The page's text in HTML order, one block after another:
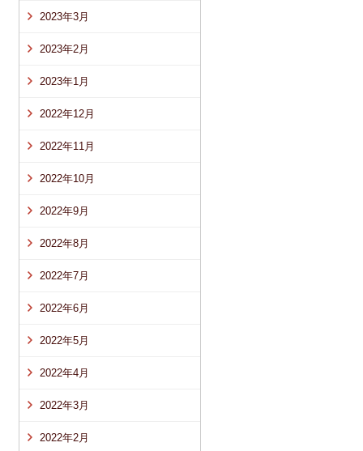
2023年3月
2023年2月
2023年1月
2022年12月
2022年11月
2022年10月
2022年9月
2022年8月
2022年7月
2022年6月
2022年5月
2022年4月
2022年3月
2022年2月